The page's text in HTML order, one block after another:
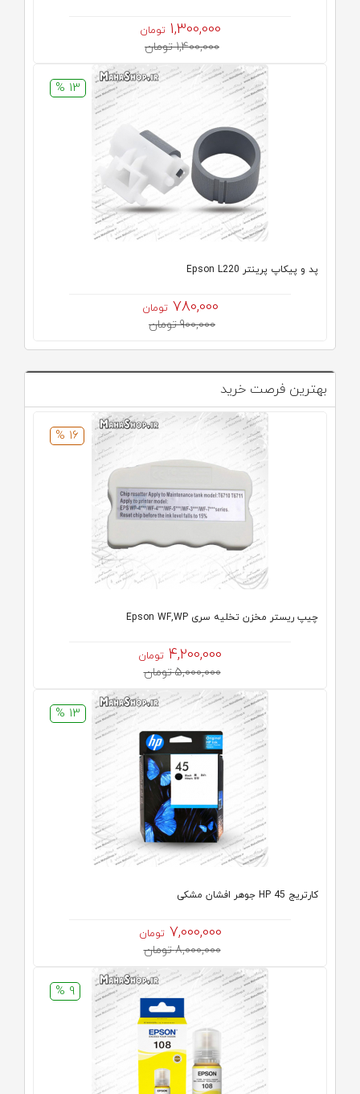
1,300,000 تومان
1,400,000 تومان
13 %
پد و پیکاپ پرینتر Epson L220
780,000 تومان
900,000 تومان
بهترین فرصت خرید
16 %
چیپ ریستر مخزن تخلیه سری Epson WF,WP
4,200,000 تومان
5,000,000 تومان
13 %
کارتریج HP 45 جوهر افشان مشکی
7,000,000 تومان
8,000,000 تومان
9 %